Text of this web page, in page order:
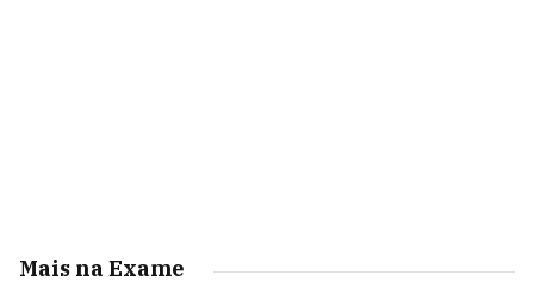
Mais na Exame